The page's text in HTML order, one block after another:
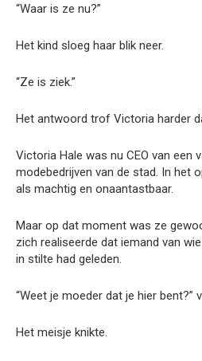
“Waar is ze nu?”
Het kind sloeg haar blik neer.
“Ze is ziek.”
Het antwoord trof Victoria harder
Victoria Hale was nu CEO van een
modebedrijven van de stad. In het
als machtig en onaantastbaar.
Maar op dat moment was ze
zich realiseerde dat iemand van
in stilte had geleden.
“Weet je moeder dat je hier bent?”
Het meisje knikte.